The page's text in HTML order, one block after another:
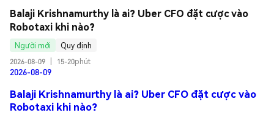
Balaji Krishnamurthy là ai? Uber CFO đặt cược vào
Robotaxi khi nào?
Người mới
Quy định
2026-08-09
15-20phút
2026-08-09
Balaji Krishnamurthy là ai? Uber CFO đặt cược vào
Robotaxi khi nào?